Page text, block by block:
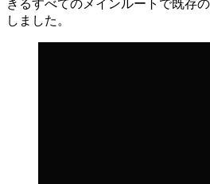
これは、以前は利用できなかった